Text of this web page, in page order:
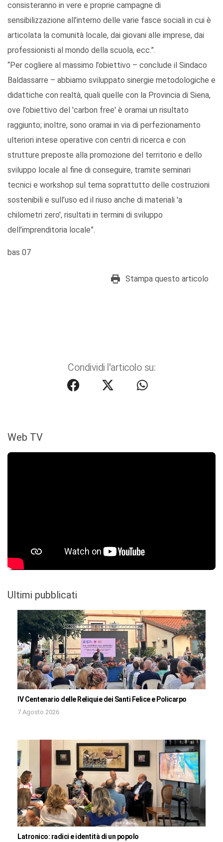
consisteranno in vere e proprie campagne di
sensibilizzazione all’interno delle varie fasce sociali in cui è
articolata la comunità locale, dai giovani alle imprese, dai
professionisti al mondo della scuola, ecc.”.
“Per cogliere al massimo l’obiettivo – conclude il Sindaco
Baldassarre – abbiamo sviluppato sinergie metodologiche e
didattiche con realtà, quali quelle con la Provincia di Siena,
ove l’obiettivo del 'carbon free' è oramai un risultato
raggiunto; inoltre, sono oramai in via di perfezionamento
ulteriori intese operative con centri di ricerca e con
strutture preposte alla promozione del territorio e dello
sviluppo locale al fine di conseguire, tramite seminari
tecnici e workshop sul tema soprattutto delle costruzioni
sostenibili e sull’uso ed il riuso anche di materiali 'a
chilometri zero', risultati in termini di sviluppo
dell’imprenditoria locale”.
bas 07
Stampa questo articolo
Condividi l'articolo su:
Web TV
Ultimi pubblicati
IV Centenario delle Reliquie dei Santi Felice e Policarpo
7 Agosto 2026
Latronico: radici e identità di un popolo